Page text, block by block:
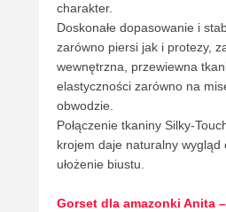
charakter.
Doskonałe dopasowanie i
zarówno piersi jak i protezy,
wewnętrzna, przewiewna
elastyczności zarówno na
obwodzie.
Połączenie tkaniny Silky-
krojem daje naturalny wygląd
ułożenie biustu.
Gorset dla amazonki Anita